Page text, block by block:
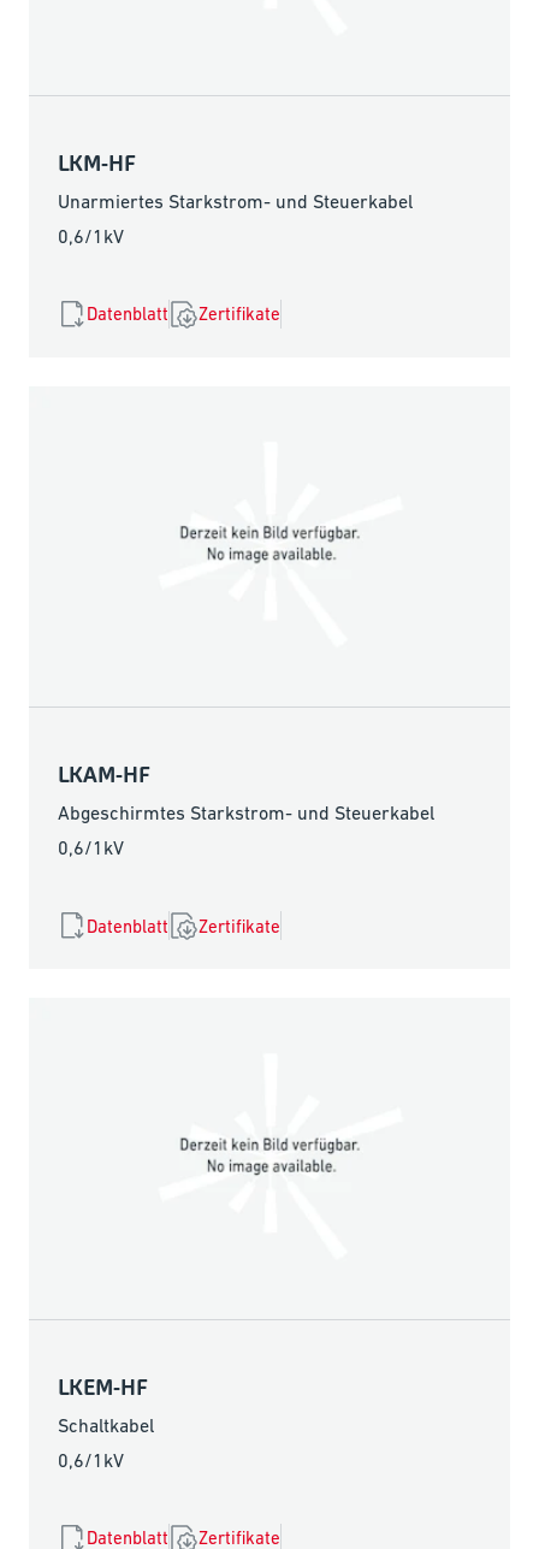
LKM-HF
Unarmiertes Starkstrom- und Steuerkabel
0,6/1kV
Datenblatt Zertifikate
LKAM-HF
Abgeschirmtes Starkstrom- und Steuerkabel
0,6/1kV
Datenblatt Zertifikate
LKEM-HF
Schaltkabel
0,6/1kV
Datenblatt Zertifikate